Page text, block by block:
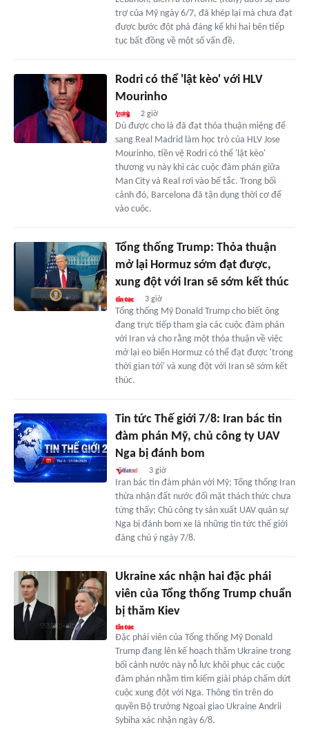
trợ của Mỹ ngày 6/7, đã khép lại mà chưa đạt
được bước đột phá đáng kể khi hai bên tiếp
tục bất đồng về một số vấn đề.
Rodri có thể 'lật kèo' với HLV
Mourinho
2 giờ
Dù được cho là đã đạt thỏa thuận miệng để
sang Real Madrid làm học trò của HLV Jose
Mourinho, tiền vệ Rodri có thể 'lật kèo'
thương vụ này khi các cuộc đàm phán giữa
Man City và Real rơi vào bế tắc. Trong bối
cảnh đó, Barcelona đã tận dụng thời cơ để
vào cuộc.
Tổng thống Trump: Thỏa thuận
mở lại Hormuz sớm đạt được,
xung đột với Iran sẽ sớm kết thúc
3 giờ
Tổng thống Mỹ Donald Trump cho biết ông
đang trực tiếp tham gia các cuộc đàm phán
với Iran và cho rằng một thỏa thuận về việc
mở lại eo biển Hormuz có thể đạt được 'trong
thời gian tới' và xung đột với Iran sẽ sớm kết
thúc.
Tin tức Thế giới 7/8: Iran bác tin
đàm phán Mỹ, chủ công ty UAV
Nga bị đánh bom
3 giờ
Iran bác tin đàm phán với Mỹ; Tổng thống Iran
thừa nhận đất nước đối mặt thách thức chưa
từng thấy; Chủ công ty sản xuất UAV quân sự
Nga bị đánh bom xe là những tin tức thế giới
đáng chú ý ngày 7/8.
Ukraine xác nhận hai đặc phái
viên của Tổng thống Trump chuẩn
bị thăm Kiev
Đặc phái viên của Tổng thống Mỹ Donald
Trump đang lên kế hoạch thăm Ukraine trong
bối cảnh nước này nỗ lực khôi phục các cuộc
đàm phán nhằm tìm kiếm giải pháp chấm dứt
cuộc xung đột với Nga. Thông tin trên do
quyền Bộ trưởng Ngoại giao Ukraine Andrii
Sybiha xác nhận ngày 6/8.